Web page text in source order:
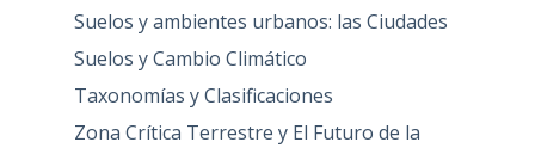
Suelos y ambientes urbanos: las Ciudades
Suelos y Cambio Climático
Taxonomías y Clasificaciones
Zona Crítica Terrestre y El Futuro de la